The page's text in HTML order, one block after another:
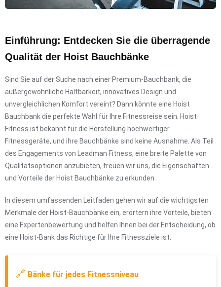
Einführung: Entdecken Sie die überragende
Qualität der Hoist Bauchbänke
Sind Sie auf der Suche nach einer Premium-Bauchbank, die
außergewöhnliche Haltbarkeit, innovatives Design und
unvergleichlichen Komfort vereint? Dann könnte eine Hoist
Bauchbank die perfekte Wahl für Ihre Fitnessreise sein. Hoist
Fitness ist bekannt für die Herstellung hochwertiger
Fitnessgeräte, und ihre Bauchbänke sind keine Ausnahme. Als Teil
des Engagements von Leadman Fitness, eine breite Palette von
Qualitätsoptionen anzubieten, freuen wir uns, die Eigenschaften
und Vorteile der Hoist Bauchbänke zu erkunden.
In diesem umfassenden Leitfaden gehen wir auf die wichtigsten
Merkmale der Hoist-Bauchbänke ein, erörtern ihre Vorteile, bieten
eine Expertenbewertung und helfen Ihnen bei der Entscheidung, ob
eine Hoist-Bank das Richtige für Ihre Fitnessziele ist.
🔗 Bänke für jedes Fitnessniveau